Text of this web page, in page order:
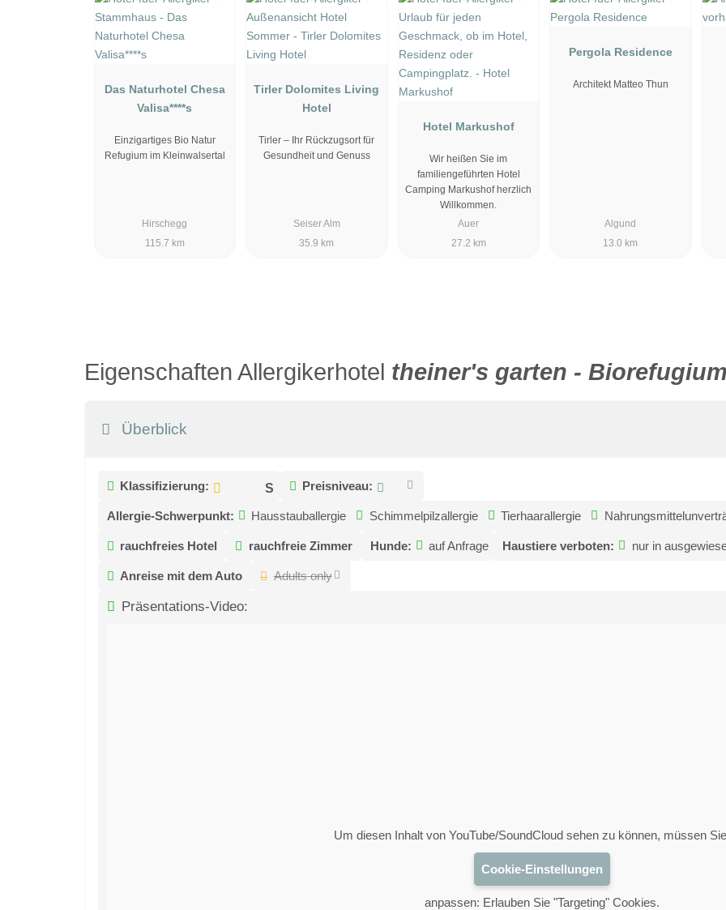
Das Naturhotel Chesa
Valisa****s
Einzigartiges Bio Natur
Refugium im Kleinwalsertal
Hirschegg
115.7 km
Tirler Dolomites Living
Hotel
Tirler – Ihr Rückzugsort für
Gesundheit und Genuss
Seiser Alm
35.9 km
Hotel Markushof
Wir heißen Sie im
familiengeführten Hotel
Camping Markushof herzlich
Willkommen.
Auer
27.2 km
Pergola Residence
Architekt Matteo Thun
Algund
13.0 km
Eigenschaften Allergikerhotel theiner's garten -
Überblick
Klassifizierung: Preisniveau:
Allergie-Schwerpunkt: Hausstauballergie Schimmelpilzallergie Tierhaarallergie
rauchfreies Hotel rauchfreie Zimmer Hunde: auf Anfrage Haustiere verboten: nur in
Anreise mit dem Auto Adults only
Präsentations-Video:
Um diesen Inhalt von YouTube/SoundCloud sehen zu können, müssen
Cookie-Einstellungen
anpassen: Erlauben Sie "Targeting" Cookies.